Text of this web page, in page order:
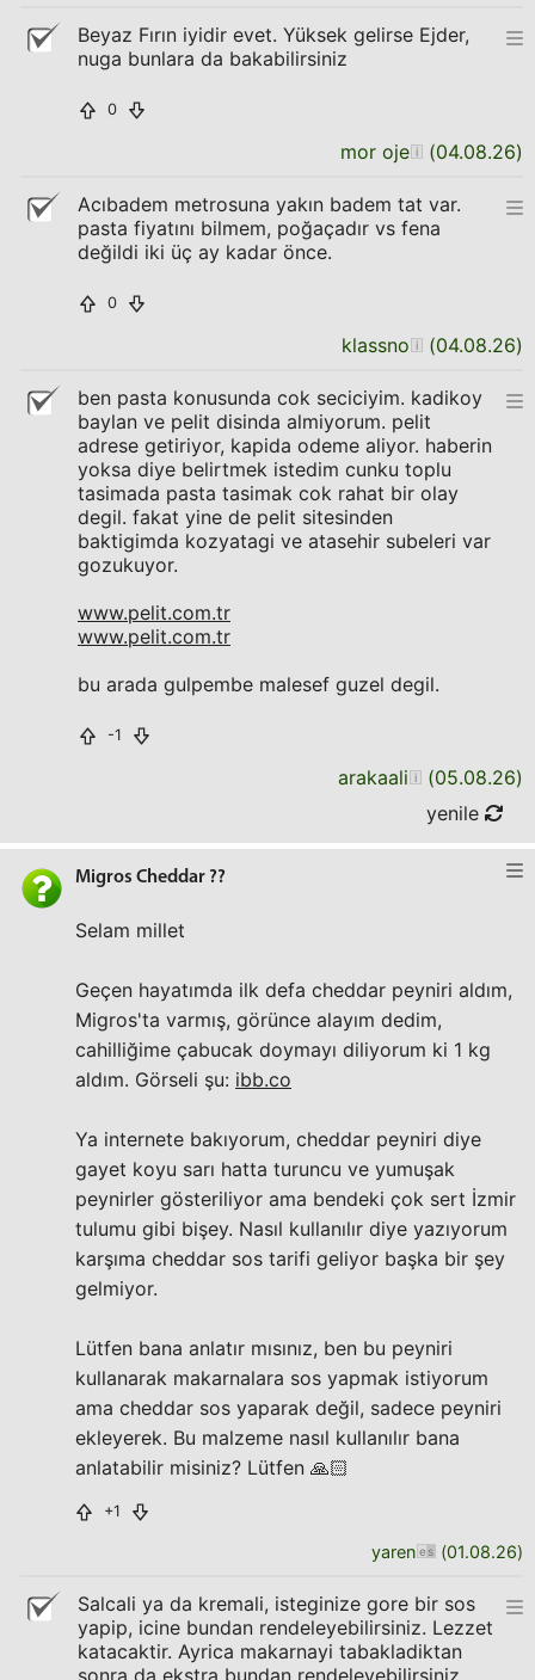
Beyaz Fırın iyidir evet. Yüksek gelirse Ejder,
nuga bunlara da bakabilirsiniz
0
mor oje (04.08.26)
Acıbadem metrosuna yakın badem tat var.
pasta fiyatını bilmem, poğaçadır vs fena
değildi iki üç ay kadar önce.
0
klassno (04.08.26)
ben pasta konusunda cok seciciyim. kadikoy
baylan ve pelit disinda almiyorum. pelit
adrese getiriyor, kapida odeme aliyor. haberin
yoksa diye belirtmek istedim cunku toplu
tasimada pasta tasimak cok rahat bir olay
degil. fakat yine de pelit sitesinden
baktigimda kozyatagi ve atasehir subeleri var
gozukuyor.
www.pelit.com.tr
www.pelit.com.tr
bu arada gulpembe malesef guzel degil.
-1
arakaali (05.08.26)
yenile
Migros Cheddar ??
Selam millet
Geçen hayatımda ilk defa cheddar peyniri aldım,
Migros'ta varmış, görünce alayım dedim,
cahilliğime çabucak doymayı diliyorum ki 1 kg
aldım. Görseli şu: ibb.co
Ya internete bakıyorum, cheddar peyniri diye
gayet koyu sarı hatta turuncu ve yumuşak
peynirler gösteriliyor ama bendeki çok sert İzmir
tulumu gibi bişey. Nasıl kullanılır diye yazıyorum
karşıma cheddar sos tarifi geliyor başka bir şey
gelmiyor.
Lütfen bana anlatır mısınız, ben bu peyniri
kullanarak makarnalara sos yapmak istiyorum
ama cheddar sos yaparak değil, sadece peyniri
ekleyerek. Bu malzeme nasıl kullanılır bana
anlatabilir misiniz? Lütfen 🙏🏻
+1
yaren (01.08.26)
Salcali ya da kremali, isteginize gore bir sos
yapip, icine bundan rendeleyebilirsiniz. Lezzet
katacaktir. Ayrica makarnayi tabakladiktan
sonra da ekstra bundan rendeleyebilirsiniz